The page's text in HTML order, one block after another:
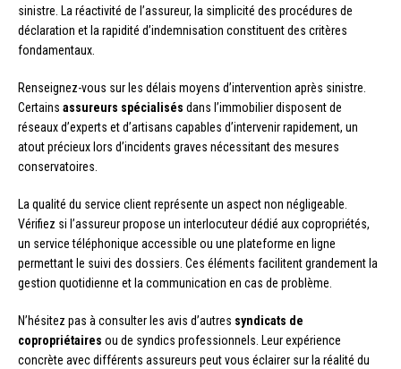
sinistre. La réactivité de l’assureur, la simplicité des procédures de
déclaration et la rapidité d’indemnisation constituent des critères
fondamentaux.
Renseignez-vous sur les délais moyens d’intervention après sinistre.
Certains assureurs spécialisés dans l’immobilier disposent de
réseaux d’experts et d’artisans capables d’intervenir rapidement, un
atout précieux lors d’incidents graves nécessitant des mesures
conservatoires.
La qualité du service client représente un aspect non négligeable.
Vérifiez si l’assureur propose un interlocuteur dédié aux copropriétés,
un service téléphonique accessible ou une plateforme en ligne
permettant le suivi des dossiers. Ces éléments facilitent grandement la
gestion quotidienne et la communication en cas de problème.
N’hésitez pas à consulter les avis d’autres syndicats de
copropriétaires ou de syndics professionnels. Leur expérience
concrète avec différents assureurs peut vous éclairer sur la réalité du